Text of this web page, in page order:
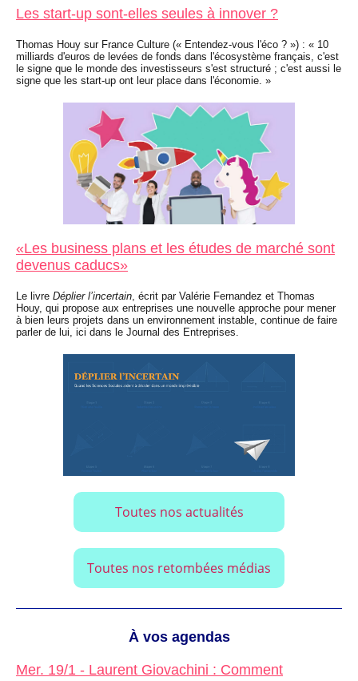
Les start-up sont-elles seules à innover ?
Thomas Houy sur France Culture (« Entendez-vous l'éco ? ») : « 10
milliards d'euros de levées de fonds dans l'écosystème français, c'est
le signe que le monde des investisseurs s'est structuré ; c'est aussi le
signe que les start-up ont leur place dans l'économie. »
«Les business plans et les études de marché sont
devenus caducs»
Le livre Déplier l’incertain, écrit par Valérie Fernandez et Thomas
Houy, qui propose aux entreprises une nouvelle approche pour mener
à bien leurs projets dans un environnement instable, continue de faire
parler de lui, ici dans le Journal des Entreprises.
Toutes nos actualités
Toutes nos retombées médias
À vos agendas
Mer. 19/1 - Laurent Giovachini : Comment